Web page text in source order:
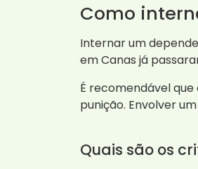
Como
Internar um
em Canas já
É recomendável
punição. Envolver
Quais são os